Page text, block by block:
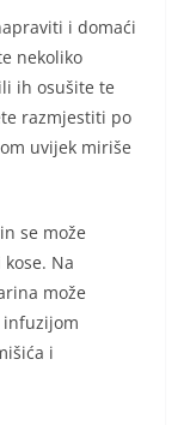
i domaći
nekoliko
ih osušite te
razmjestiti po
uvijek miriše
se može
Na
može
infuzijom
i